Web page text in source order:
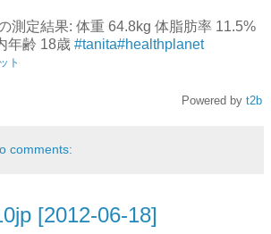
測定結果: 体重 64.8kg 体脂肪率 11.5%
年齢 18歳 #tanita#healthplanet
ト
Powered by t2b
comments:
[2012-06-18]